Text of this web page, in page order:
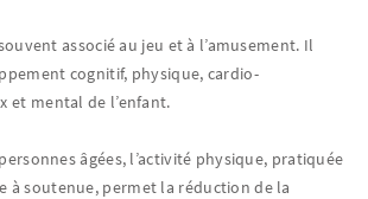
associé au jeu et à l’amusement. Il
cognitif, physique, cardio-
et mental de l’enfant.
âgées, l’activité physique, pratiquée
à soutenue, permet la réduction de la